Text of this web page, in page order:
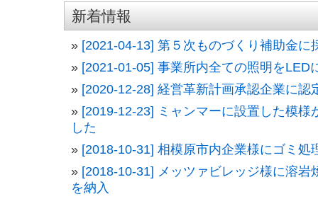
新着情報
[2021-04-13] 第５次ものづくり補助金に
[2021-01-05] 事業所内全ての照明をLED
[2020-12-28] 経営革新計画承認企業に認
[2019-12-23] ミャンマーに設置した模様
した
[2018-10-31] 相模原市内企業様にゴミ処
[2018-10-31] メッツァビレッジ様に溶岩
を納入